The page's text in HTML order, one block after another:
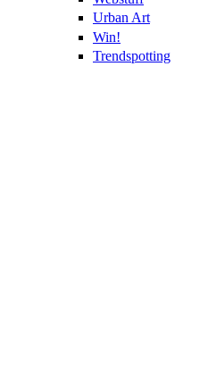
Urban Art
Win!
Trendspotting